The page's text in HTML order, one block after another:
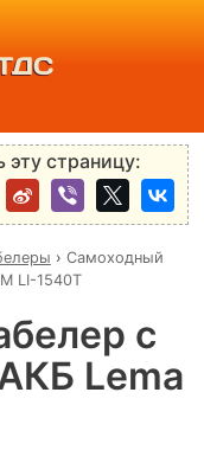
эту страницу:
› Самоходный
LI-1540Т
с
Lema